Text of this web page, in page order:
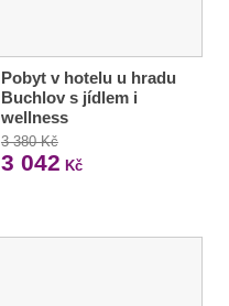
Pobyt v hotelu u hradu
Buchlov s jídlem i
wellness
3 380 Kč
3 042 Kč